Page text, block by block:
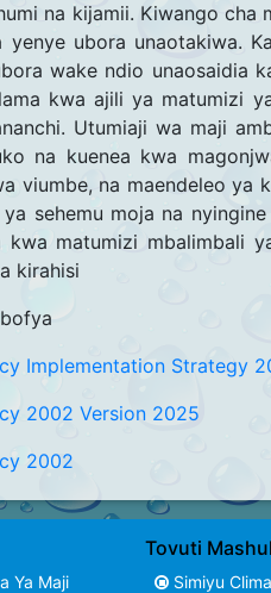
na kijamii. Kiwango
yenye ubora unaotakiwa.
wake ndio unaosaidia
kwa ajili ya matumizi
Utumiaji wa maji
na kuenea kwa
viumbe, na maendeleo ya
sehemu moja na
kwa matumizi mbalimbali
kirahisi
Implementation Strategy
2002 Version 2025
2002
Ya Maji
Tovuti
Simiyu